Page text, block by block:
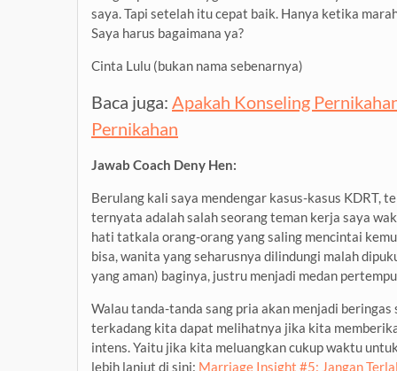
saya. Tapi setelah itu cepat baik. Hanya ketika
Saya harus bagaimana ya?
Cinta Lulu (bukan nama sebenarnya)
Baca juga: Apakah Konseling
Pernikahan
Jawab Coach Deny Hen:
Berulang kali saya mendengar kasus-kasus KDRT,
ternyata adalah salah seorang teman kerja saya
hati tatkala orang-orang yang saling mencintai
bisa, wanita yang seharusnya dilindungi malah
yang aman) baginya, justru menjadi medan
Walau tanda-tanda sang pria akan menjadi
terkadang kita dapat melihatnya jika kita
intens. Yaitu jika kita meluangkan cukup waktu
lebih lanjut di sini: Marriage Insight #5: Jangan